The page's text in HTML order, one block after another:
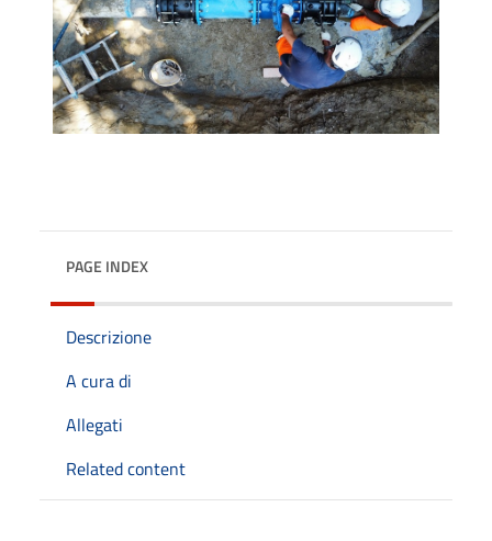
PAGE INDEX
Descrizione
A cura di
Allegati
Related content